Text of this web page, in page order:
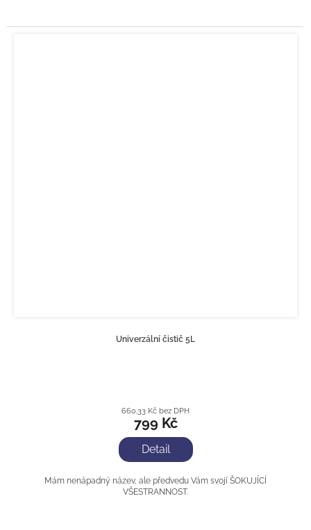
Univerzální čistič 5L
660,33 Kč bez DPH
799 Kč
Detail
Mám nenápadný název, ale předvedu Vám svojí ŠOKUJÍCÍ
VŠESTRANNOST.